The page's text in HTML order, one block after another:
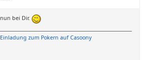
bei Dir.
Einladung zum Pokern auf Casoony